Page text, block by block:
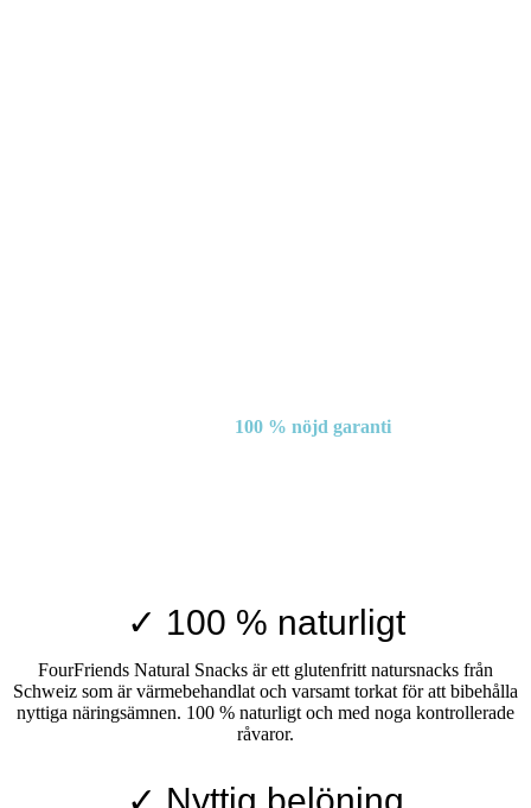
100 % nöjd garanti
✓ 100 % naturligt
FourFriends Natural Snacks är ett glutenfritt natursnacks från
Schweiz som är värmebehandlat och varsamt torkat för att bibehålla
nyttiga näringsämnen. 100 % naturligt och med noga kontrollerade
råvaror.
✓ Nyttig belöning